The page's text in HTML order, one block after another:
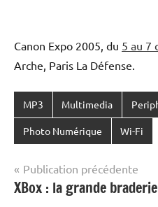
Canon Expo 2005, du 5 au 7
Arche, Paris La Défense.
MP3 Multimedia
Photo Numérique Wi-Fi
Navigation
de
Publication précédente
XBox : la grande